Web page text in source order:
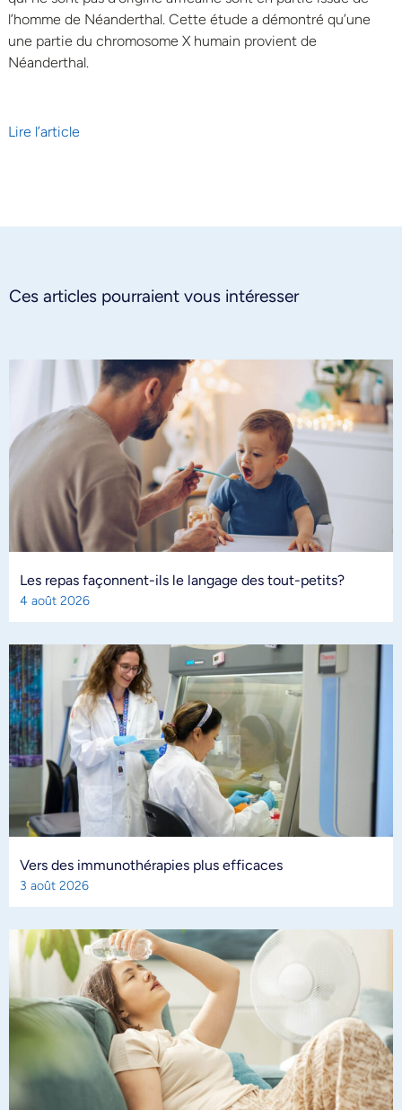
l’homme de Néanderthal. Cette étude a démontré qu’une
une partie du chromosome X humain provient de
Néanderthal.
Lire l’article
Ces articles pourraient vous intéresser
Les repas façonnent-ils le langage des tout-petits?
4 août 2026
Vers des immunothérapies plus efficaces
3 août 2026